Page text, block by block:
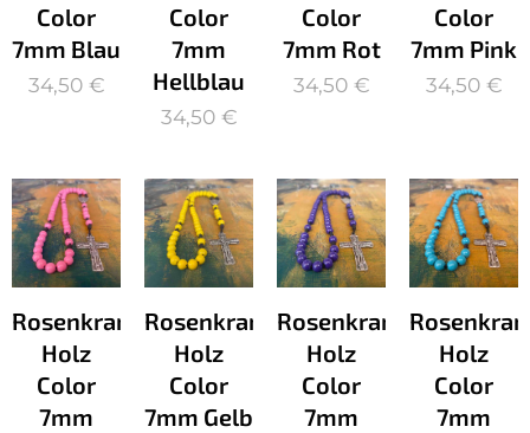
Color
7mm Blau
34,50€
Color
7mm
Hellblau
34,50€
Color
7mm Rot
34,50€
Color
7mm Pink
34,50€
Rosenkranz
Holz
Color
7mm
Rosenkranz
Holz
Color
7mm Gelb
Rosenkranz
Holz
Color
7mm
Holz
Color
7mm